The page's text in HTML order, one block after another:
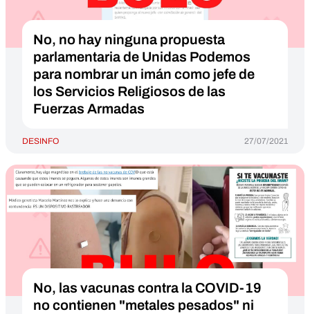
No, no hay ninguna propuesta
parlamentaria de Unidas Podemos
para nombrar un imán como jefe de
los Servicios Religiosos de las
Fuerzas Armadas
DESINFO 27/07/2021
No, las vacunas contra la COVID-19
no contienen "metales pesados" ni